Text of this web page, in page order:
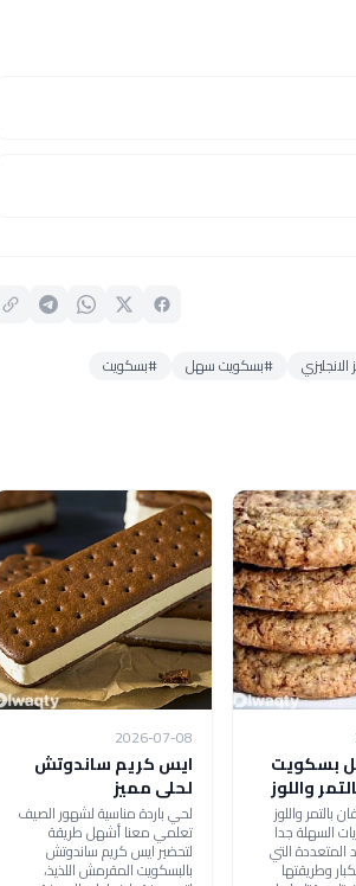
#بسكويت سهل #بسكويت
بسكويت
واللوز
بالتمر واللوز
السهلة جدا
المتعددة التي
وطريقتها
2026-07-08
ايس كريم ساندوتش
لحلى مميز
لحي باردة مناسية لشهور الصيف
تعلمي معنا أشهل طريقة
لتحضير ايس كريم ساندوتش
بالبسكويت المقرمش اللذيذ،